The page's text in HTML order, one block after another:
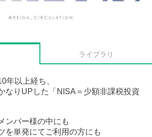
ライブラリ
年以上経ち、
なりUPした「NISA＝少額非課税投資
ンバー様の中にも
を単発にてご利用の方にも